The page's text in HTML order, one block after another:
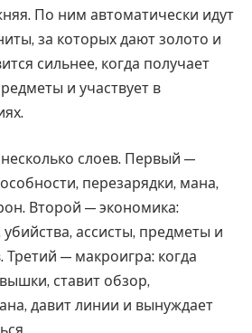
По ним автоматически идут
за которых дают золото и
сильнее, когда получает
и участвует в
слоев. Первый —
перезарядки, мана,
Второй — экономика:
ассисты, предметы и
Третий — макроигра: когда
ставит обзор,
давит линии и вынуждает